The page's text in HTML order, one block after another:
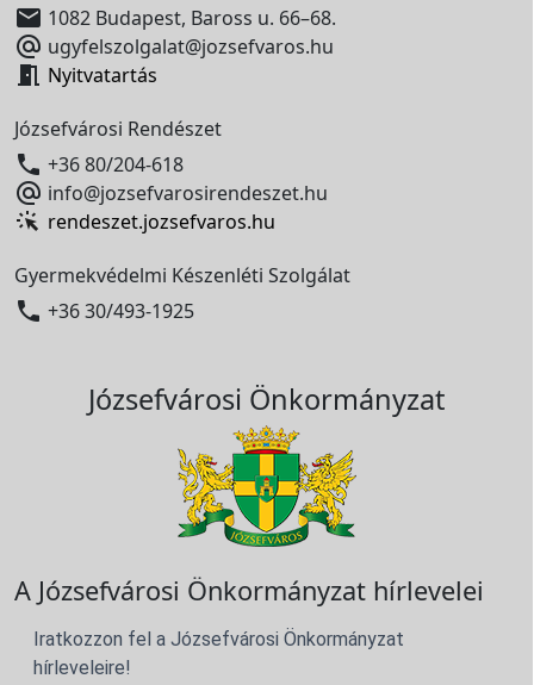
 1082 Budapest, Baross u. 66–68.
 ugyfelszolgalat@jozsefvaros.hu
 Nyitvatartás
Józsefvárosi Rendészet
 +36 80/204-618
 info@jozsefvarosirendeszet.hu
rendeszet.jozsefvaros.hu
Gyermekvédelmi Készenléti Szolgálat
 +36 30/493-1925
Józsefvárosi Önkormányzat
A Józsefvárosi Önkormányzat hírlevelei
Iratkozzon fel a Józsefvárosi Önkormányzat
hírleveleire!